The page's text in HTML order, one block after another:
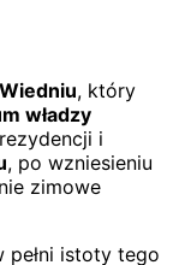
, który
władzy
i
, po wzniesieniu
zimowe
pełni istoty tego